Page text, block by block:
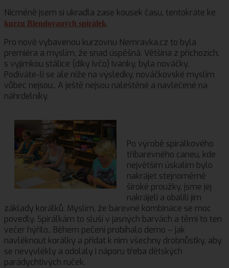
Nicméně jsem si ukradla zase kousek času, tentokráte ke
kurzu Blendovaných spirálek.
Pro nově vybavenou kurzovnu Nemravka.cz to byla
premiéra a myslím, že snad úspěšná. Většina z příchozích,
s vyjímkou stálice (díky Ivčo) Ivanky, byla nováčky.
Podíváte-li se ale níže na výsledky, nováčkovské myslím
vůbec nejsou.. A ještě nejsou naleštěné a navlečené na
náhrdelníky.
Po výrobě spirálkového
tříbarevného caneu, kde
největším úskalím bylo
nakrájet stejnoměrně
široké proužky, jsme jej
nakrájeli a obalili jím
základy korálků. Myslím, že barevné kombinace se moc
povedly. Spirálkám to sluší v jasných barvách a těmi to ten
večer hýřilo.. Během pečení probíhalo demo – jak
navléknout korálky a přidat k nim všechny drobnůstky, aby
se nevyvlékly a odolaly i náporu třeba dětských
parádychtivých ruček.